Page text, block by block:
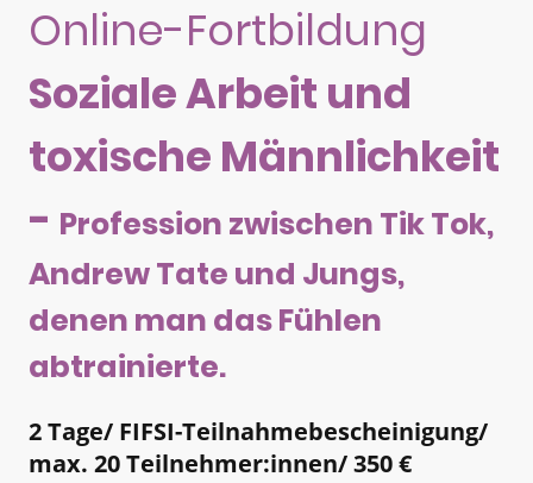
Online-Fortbildung
Soziale Arbeit und
toxische Männlichkeit
- Profession zwischen Tik Tok,
Andrew Tate und Jungs,
denen man das Fühlen
abtrainierte.
2 Tage/ FIFSI-Teilnahmebescheinigung/
max. 20 Teilnehmer:innen/ 350 €